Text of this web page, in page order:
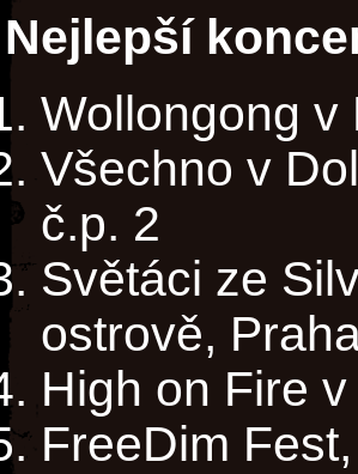
Nejlepší
Wollongong v
Všechno v
č.p. 2
Světáci ze
ostrově,
High on Fire
FreeDim